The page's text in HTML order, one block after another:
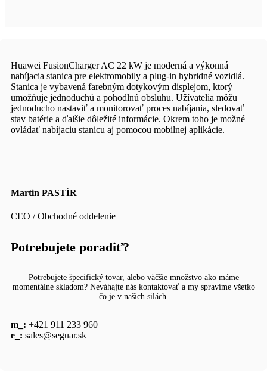
Huawei FusionCharger AC 22 kW je moderná a výkonná
nabíjacia stanica pre elektromobily a plug-in hybridné vozidlá.
Stanica je vybavená farebným dotykovým displejom, ktorý
umožňuje jednoduchú a pohodlnú obsluhu. Užívatelia môžu
jednoducho nastaviť a monitorovať proces nabíjania, sledovať
stav batérie a ďalšie dôležité informácie. Okrem toho je možné
ovládať nabíjaciu stanicu aj pomocou mobilnej aplikácie.
Martin PASTÍR
CEO / Obchodné oddelenie
Potrebujete poradiť?
Potrebujete špecifický tovar, alebo väčšie množstvo ako máme
momentálne skladom? Neváhajte nás kontaktovať a my spravíme všetko
čo je v našich silách.
m_: +421 911 233 960
e_: sales@seguar.sk